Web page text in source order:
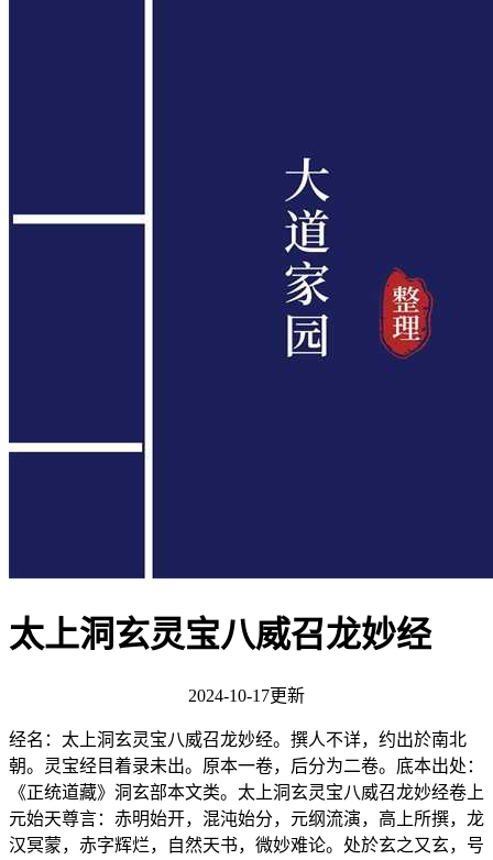
太上洞玄灵宝八威召龙妙经
2024-10-17更新
经名：太上洞玄灵宝八威召龙妙经。撰人不详，约出於南北
朝。灵宝经目着录未出。原本一卷，后分为二卷。底本出处：
《正统道藏》洞玄部本文类。太上洞玄灵宝八威召龙妙经卷上
元始天尊言：赤明始开，混沌始分，元纲流演，高上所撰，龙
汉冥蒙，赤字辉烂，自然天书，微妙难论。处於玄之又玄，号